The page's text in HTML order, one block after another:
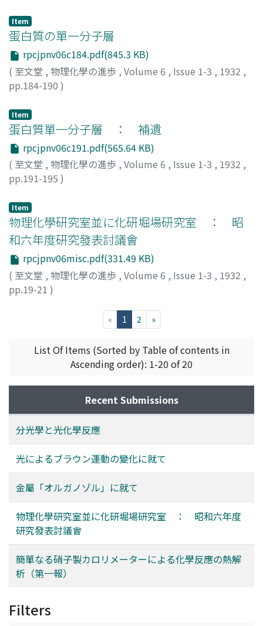
Item
蛋白質の單一分子層
rpcjpnv06c184.pdf(845.3 KB)
( 至文堂 , 物理化學の進歩 , Volume 6 , Issue 1-3 , 1932 ,
pp.184-190 )
Item
蛋白質單一分子層 ： 補遺
rpcjpnv06c191.pdf(565.64 KB)
( 至文堂 , 物理化學の進歩 , Volume 6 , Issue 1-3 , 1932 ,
pp.191-195 )
Item
物理化學研究室並に化研堀場研究室 ： 昭
和六年度研究發表討議會
rpcjpnv06misc.pdf(331.49 KB)
( 至文堂 , 物理化學の進歩 , Volume 6 , Issue 1-3 , 1932 ,
pp.19-21 )
« 1 (current)
2 »
List Of Items (Sorted by Table of contents in
Ascending order): 1-20 of 20
Recent Submissions
分光學と光化學反應
光によるブラウン運動の變化に就て
金屬「オルガノゾル」に就て
物理化學研究室並に化研堀場研究室 ： 昭和六年度
研究發表討議會
簡單なる硝子製カロリメーターによる化學反應の熱解
析（第一報）
Filters